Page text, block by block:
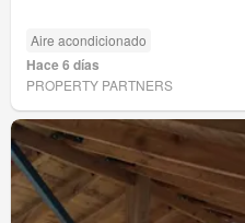
Aire acondicionado
Hace 6 días
PROPERTY PARTNERS